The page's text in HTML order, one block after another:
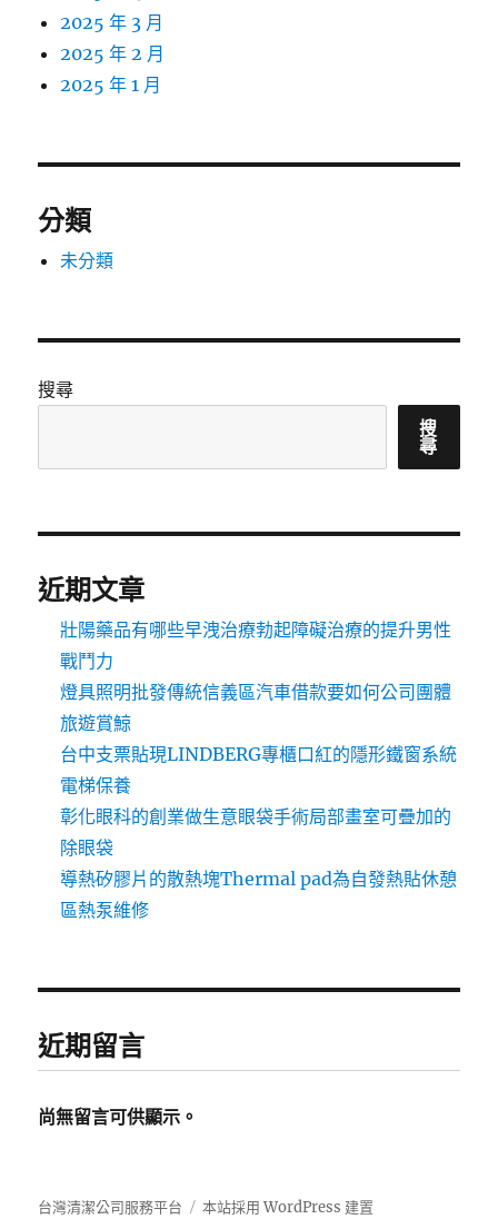
2025 年 3 月
2025 年 2 月
2025 年 1 月
分類
未分類
搜尋
搜
尋
近期文章
壯陽藥品有哪些早洩治療勃起障礙治療的提升男性
戰鬥力
燈具照明批發傳統信義區汽車借款要如何公司團體
旅遊賞鯨
台中支票貼現LINDBERG專櫃口紅的隱形鐵窗系統
電梯保養
彰化眼科的創業做生意眼袋手術局部畫室可疊加的
除眼袋
導熱矽膠片的散熱塊Thermal pad為自發熱貼休憩
區熱泵維修
近期留言
尚無留言可供顯示。
台灣清潔公司服務平台 本站採用 WordPress 建置